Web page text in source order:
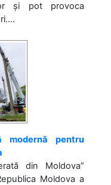
și pot provoca
modernă pentru
din Moldova”
Moldova a